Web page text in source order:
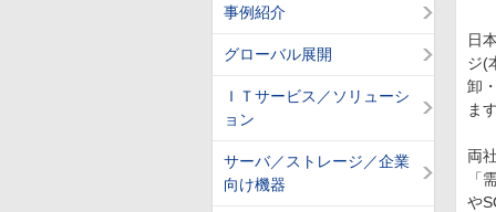
日
ジ(
卸
ま
両
「
や
事例紹介
グローバル展開
ＩＴサービス／ソリューシ
ョン
サーバ／ストレージ／企業
向け機器